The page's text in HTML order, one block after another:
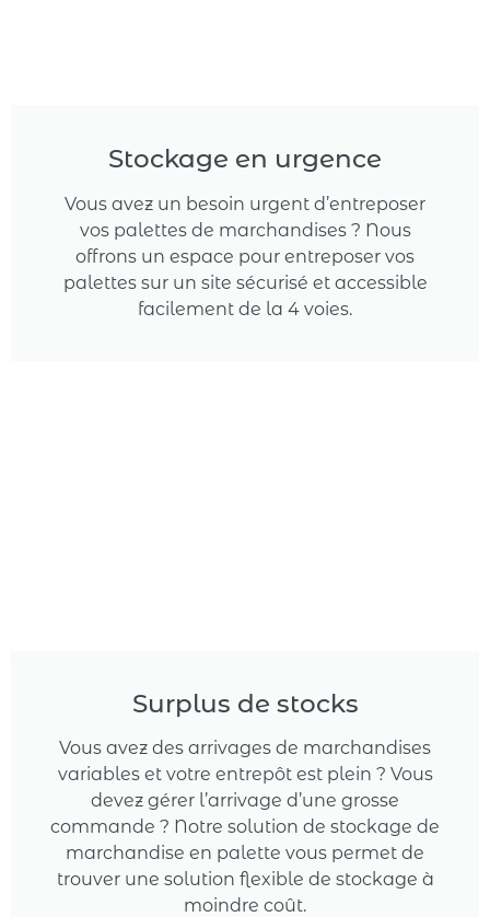
Stockage en urgence
Vous avez un besoin urgent d’entreposer
vos palettes de marchandises ? Nous
offrons un espace pour entreposer vos
palettes sur un site sécurisé et accessible
facilement de la 4 voies.
Surplus de stocks
Vous avez des arrivages de marchandises
variables et votre entrepôt est plein ? Vous
devez gérer l’arrivage d’une grosse
commande ? Notre solution de stockage de
marchandise en palette vous permet de
trouver une solution flexible de stockage à
moindre coût.